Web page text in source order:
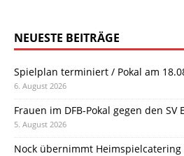
NEUESTE BEITRÄGE
Spielplan terminiert / Pokal am
6. August 2026
Frauen im DFB-Pokal gegen den SV
5. August 2026
Nock übernimmt Heimspielcatering